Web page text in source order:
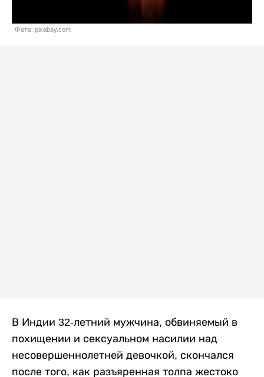
Фото: pixabay.com
В Индии 32-летний мужчина, обвиняемый в
похищении и сексуальном насилии над
несовершеннолетней девочкой, скончался
после того, как разъяренная толпа жестоко